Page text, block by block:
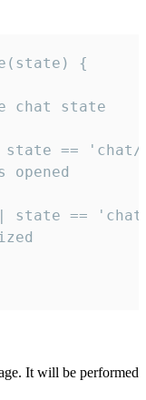
{
chat state
==
opened
state ==
It will be performed